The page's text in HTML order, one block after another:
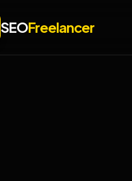
SEOFreelancer